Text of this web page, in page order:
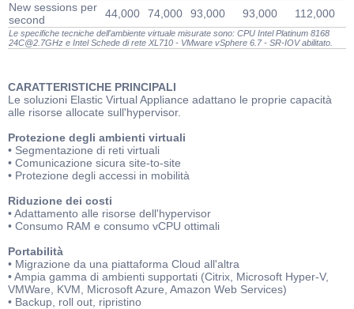
New sessions per
second
44,000 74,000 93,000 93,000 112,000
Le specifiche tecniche dell'ambiente virtuale misurate sono: CPU Intel Platinum 8168
24C@2.7GHz e Intel Schede di rete XL710 - VMware vSphere 6.7 - SR-IOV abilitato.
CARATTERISTICHE PRINCIPALI
Le soluzioni Elastic Virtual Appliance adattano le proprie capacità
alle risorse allocate sull'hypervisor.
Protezione degli ambienti virtuali
• Segmentazione di reti virtuali
• Comunicazione sicura site-to-site
• Protezione degli accessi in mobilità
Riduzione dei costi
• Adattamento alle risorse dell'hypervisor
• Consumo RAM e consumo vCPU ottimali
Portabilità
• Migrazione da una piattaforma Cloud all'altra
• Ampia gamma di ambienti supportati (Citrix, Microsoft Hyper-V,
VMWare, KVM, Microsoft Azure, Amazon Web Services)
• Backup, roll out, ripristino